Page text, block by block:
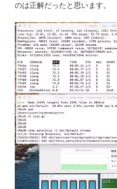
のは正解だったと思います。